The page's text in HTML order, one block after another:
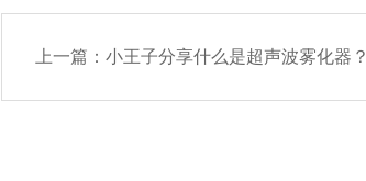
上一篇：小王子分享什么是超声波雾化器？